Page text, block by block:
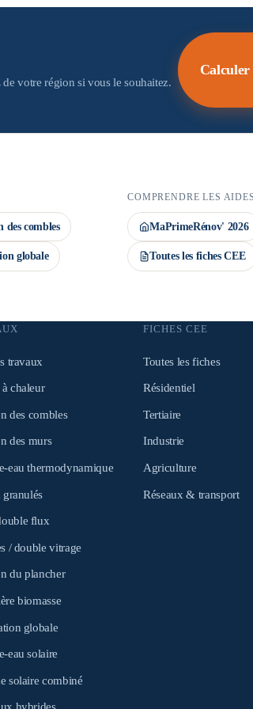
votre région si vous le souhaitez.
Calculer
des combles
globale
COMPRENDRE LES AIDES
MaPrimeRénov' 2026
Toutes les fiches CEE
travaux
chaleur
des combles
des murs
eau thermodynamique
granulés
flux
/ double vitrage
du plancher
biomasse
globale
eau solaire
solaire combiné
FICHES CEE
Toutes les fiches
Résidentiel
Tertiaire
Industrie
Agriculture
Réseaux & transport